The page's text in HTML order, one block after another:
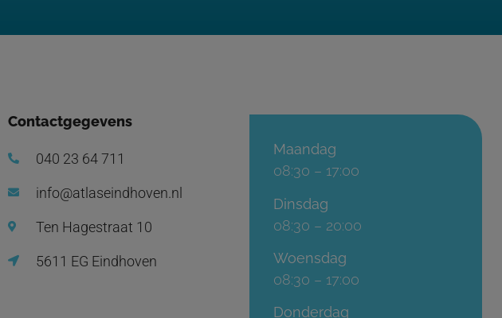
Contactgegevens
040 23 64 711
info@atlaseindhoven.nl
Ten Hagestraat 10
5611 EG Eindhoven
Maandag
08:30 – 17:00
Dinsdag
08:30 – 20:00
Woensdag
08:30 – 17:00
Donderdag